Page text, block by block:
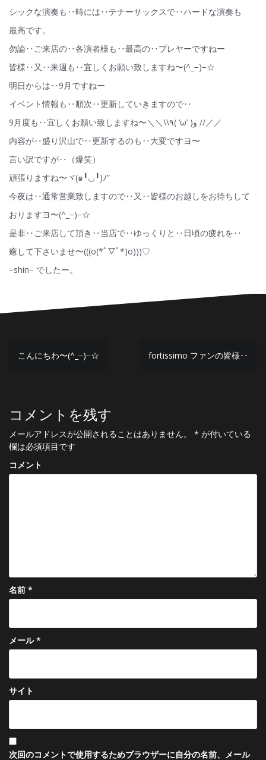
シックな演奏も‥時には‥テナーサックスで‥ハードな演奏も
最高です。
勿論‥ご来店の‥各演者様も‥最高の‥プレヤーですねー
皆様‥又‥来週も‥宜しくお願い致しますね〜(^_−)−☆
明日からは‥9月ですねー
イベント情報も‥順次‥更新していきますので‥
9月度も‥宜しくお願い致しますね〜＼＼\\٩( ‘ω’ )و //／／
内容が‥盛り沢山で‥更新するのも‥大変ですヨ〜
言い訳ですが‥（爆笑）
頑張りますね〜ヾ(๑╹◡╹)ﾉ”
今夜は‥通常営業致しますので‥又‥皆様のお越しをお待ちして
おりますヨ〜(^_−)−☆
是非‥ご来店して頂き‥当店で‥ゆっくりと‥日頃の疲れを‥
癒して下さいませ〜(((o(*ﾟ▽ﾟ*)o)))♡
–shin– でしたー。
投
ビ
ゲ
ー
シ
こんにちわ〜(^_−)−☆ fortissimo ファンの皆様‥
コメントを残す
メールアドレスが公開されることはありません。 * が付いている
欄は必須項目です
コメント
名前 *
メール*
サイト
次回のコメントで使用するためブラウザーに自分の名前、メール